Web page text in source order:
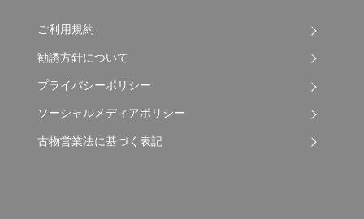
ご利用規約
勧誘方針について
プライバシーポリシー
ソーシャルメディアポリシー
古物営業法に基づく表記